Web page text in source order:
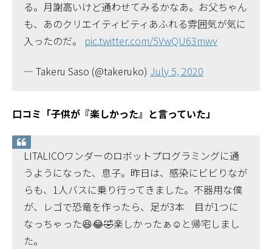
る。月謝高いけど通わせてみるかなあ。お父ちゃん
も、あのクリエイティビティあふれる雰囲気が気に
入ったのだ。 pic.twitter.com/5VwQU63mwv
— Takeru Saso (@takeruko) July 5, 2020
口コミ「子供が『楽しかった』と言っていた」
LITALICOワンダーのロボットプログラミングに通
うようになった、息子。昨日は、感染にビビりなが
らも、1人バスに乗り行ってきました。不器用な僕
が、レゴで恐竜を作ったら、足が3本 目が1つに
なっちゃった😆😂🤣楽しかったぁ☺️と帰宅しまし
た。